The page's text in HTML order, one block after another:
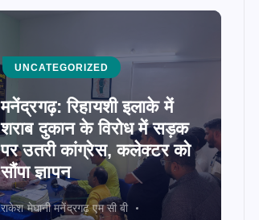
UNCATEGORIZED
मनेंद्रगढ़: रिहायशी इलाके में
शराब दुकान के विरोध में सड़क
पर उतरी कांग्रेस, कलेक्टर को
सौंपा ज्ञापन
राकेश मेघानी मनेंद्रगढ़ एम सी बी